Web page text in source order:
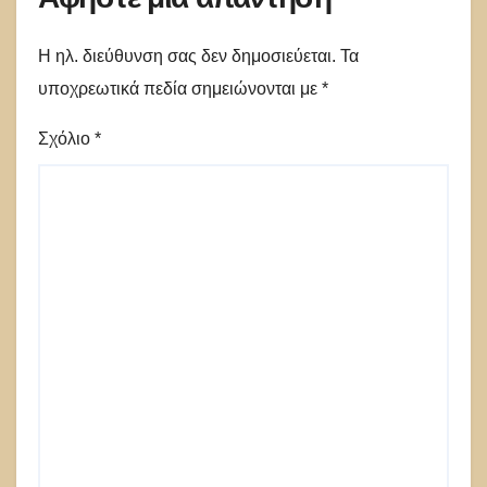
Η ηλ. διεύθυνση σας δεν δημοσιεύεται. Τα
υποχρεωτικά πεδία σημειώνονται με *
Σχόλιο *